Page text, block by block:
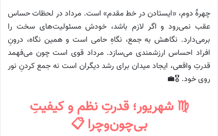
چهرهٔ دوم، «ایستادن در خط مقدم» است. مرداد در لحظات حساس
عقب نمی‌رود و اگر لازم باشد، خودش مسئولیت‌های سخت را
برمی‌دارد. نگاهش به جمع، نگاهِ حامی است و همین نگاه، درونِ
افراد احساس ارزشمندی می‌سازد. مرداد قوی است چون می‌فهمد
قدرتِ واقعی، ایجاد میدان برای رشد دیگران است نه جمع کردنِ نور
روی خود. 🎖️💼
♍ شهریور؛ قدرتِ نظم و کیفیتِ
بی‌چون‌وچرا 📋